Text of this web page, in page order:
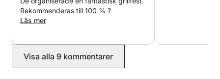
Ett idealiskt alternativ för dig som vill njuta av en
heldag till sjöss i fullständig komfort, i en
Rekommenderas till 100 % ?
Läs mer
Visa alla 9 kommentarer